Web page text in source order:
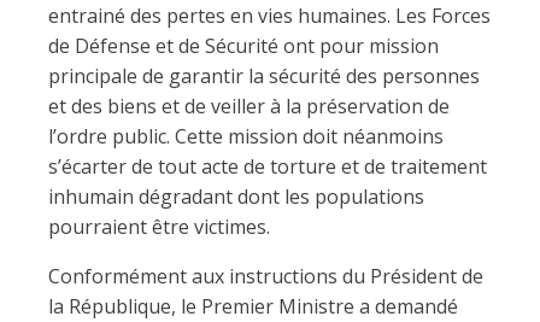
entrainé des pertes en vies humaines. Les Forces
de Défense et de Sécurité ont pour mission
principale de garantir la sécurité des personnes
et des biens et de veiller à la préservation de
l’ordre public. Cette mission doit néanmoins
s’écarter de tout acte de torture et de traitement
inhumain dégradant dont les populations
pourraient être victimes.
Conformément aux instructions du Président de
la République, le Premier Ministre a demandé